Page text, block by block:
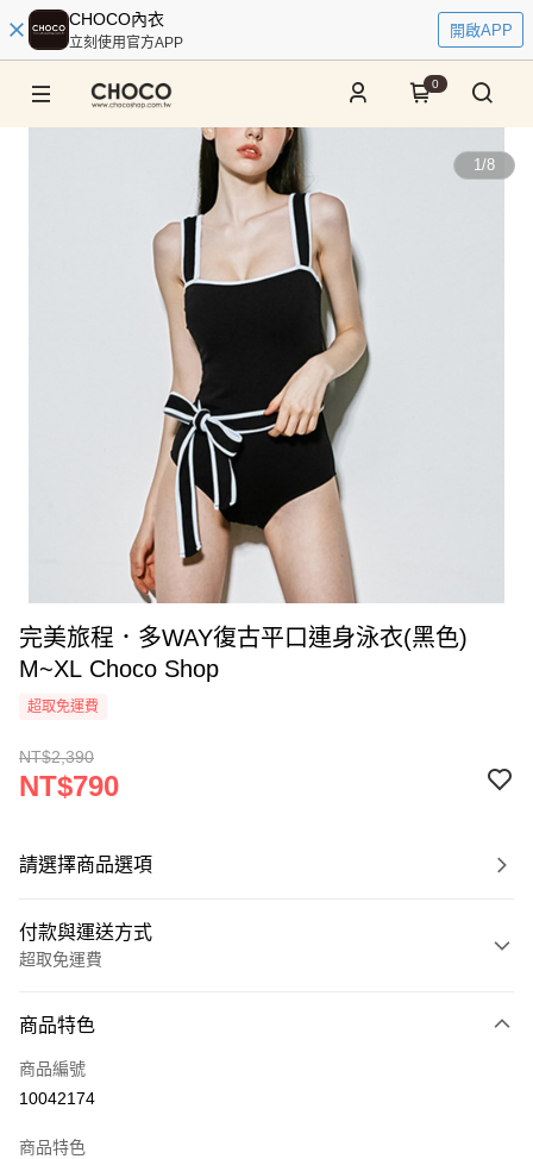
CHOCO內衣
立刻使用官方APP
開啟APP
0
1/8
完美旅程．多WAY復古平口連身泳衣(黑色)
M~XL Choco Shop
超取免運費
NT$2,390
NT$790
請選擇商品選項
付款與運送方式
超取免運費
信用卡一次付款
超商取貨付款
商品特色
商品編號
10042174
商品特色